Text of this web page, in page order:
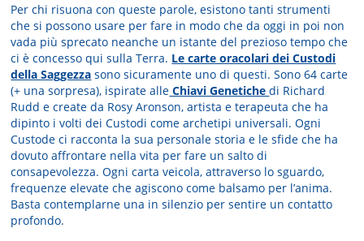
Per chi risuona con queste parole, esistono tanti strumenti
che si possono usare per fare in modo che da oggi in poi non
vada più sprecato neanche un istante del prezioso tempo che
ci è concesso qui sulla Terra. Le carte oracolari dei Custodi
della Saggezza sono sicuramente uno di questi. Sono 64 carte
(+ una sorpresa), ispirate alle Chiavi Genetichedi Richard
Rudd e create da Rosy Aronson, artista e terapeuta che ha
dipinto i volti dei Custodi come archetipi universali. Ogni
Custode ci racconta la sua personale storia e le sfide che ha
dovuto affrontare nella vita per fare un salto di
consapevolezza. Ogni carta veicola, attraverso lo sguardo,
frequenze elevate che agiscono come balsamo per l’anima.
Basta contemplarne una in silenzio per sentire un contatto
profondo.